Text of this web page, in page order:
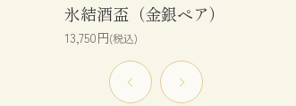
氷結酒盃（金銀ペア）
13,750円(税込)